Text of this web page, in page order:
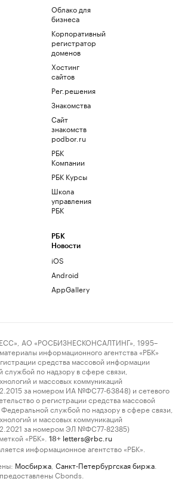
Облако для
бизнеса
Корпоративный
регистратор
доменов
Хостинг
сайтов
Рег.решения
Знакомства
Сайт
знакомств
podbor.ru
РБК
Компании
РБК Курсы
Школа
управления
РБК
РБК
Новости
iOS
Android
AppGallery
АО «РОСБИЗНЕСКОНСАЛТИНГ», 1995–
информационного агентства «РБК»
средства массовой информации
по надзору в сфере связи,
и массовых коммуникаций
за номером ИА №ФС77-63848) и сетевого
о регистрации средства массовой
службой по надзору в сфере связи,
и массовых коммуникаций
за номером ЭЛ №ФС77-82385)
«РБК».
18+ letters@rbc.ru
информационное агентство «РБК».
Мосбиржа Санкт-Петербургская биржа
Cbonds.